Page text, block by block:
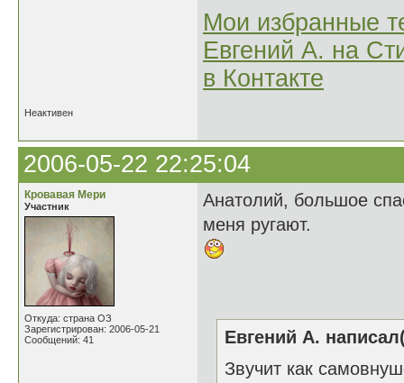
Мои избранные
Евгений А. на
в Контакте
Неактивен
2006-05-22 22:25:04
Кровавая Мери
Участник
Откуда: страна ОЗ
Зарегистрирован: 2006-05-21
Сообщений: 41
Анатолий, большое
меня ругают.
Евгений А.
Звучит как